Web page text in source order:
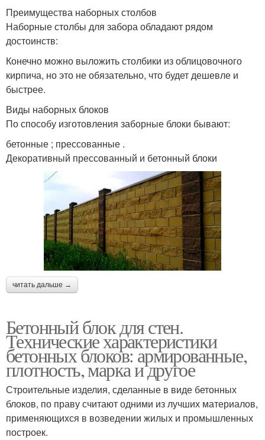
Преимущества наборных столбов
Наборные столбы для забора обладают рядом
достоинств:
Конечно можно выложить столбики из облицовочного
кирпича, но это не обязательно, что будет дешевле и
быстрее.
Виды наборных блоков
По способу изготовления заборные блоки бывают:
бетонные ; прессованные .
Декоративный прессованный и бетонный блоки
читать дальше →
Бетонный блок для стен.
Технические характеристики
бетонных блоков: армированные,
плотность, марка и другое
Строительные изделия, сделанные в виде бетонных
блоков, по праву считают одними из лучших материалов,
применяющихся в возведении жилых и промышленных
построек.